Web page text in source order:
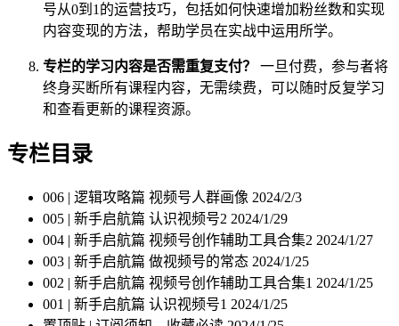
号从0到1的运营技巧，包括如何快速增加粉丝数和实现
内容变现的方法，帮助学员在实战中运用所学。
专栏的学习内容是否需重复支付？
一旦付费，参与者将
终身买断所有课程内容，无需续费，可以随时反复学习
和查看更新的课程资源。
专栏目录
006 | 逻辑攻略篇 视频号人群画像 2024/2/3
005 | 新手启航篇 认识视频号2 2024/1/29
004 | 新手启航篇 视频号创作辅助工具合集2 2024/1/27
003 | 新手启航篇 做视频号的常态 2024/1/25
002 | 新手启航篇 视频号创作辅助工具合集1 2024/1/25
001 | 新手启航篇 认识视频号1 2024/1/25